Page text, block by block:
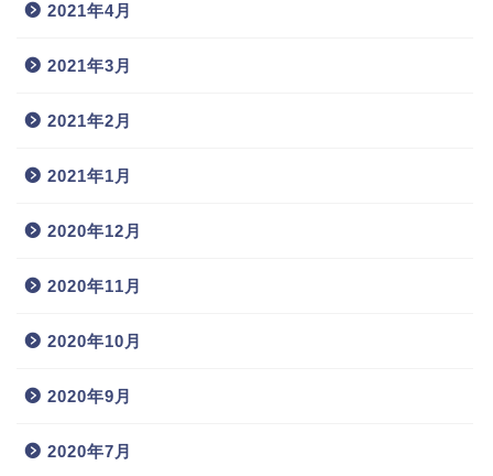
2021年4月
2021年3月
2021年2月
2021年1月
2020年12月
2020年11月
2020年10月
2020年9月
2020年7月